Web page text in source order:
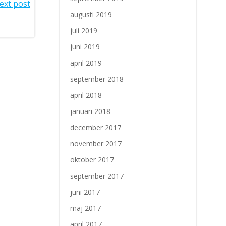
post
augusti 2019
juli 2019
juni 2019
april 2019
september 2018
april 2018
januari 2018
december 2017
november 2017
oktober 2017
september 2017
juni 2017
maj 2017